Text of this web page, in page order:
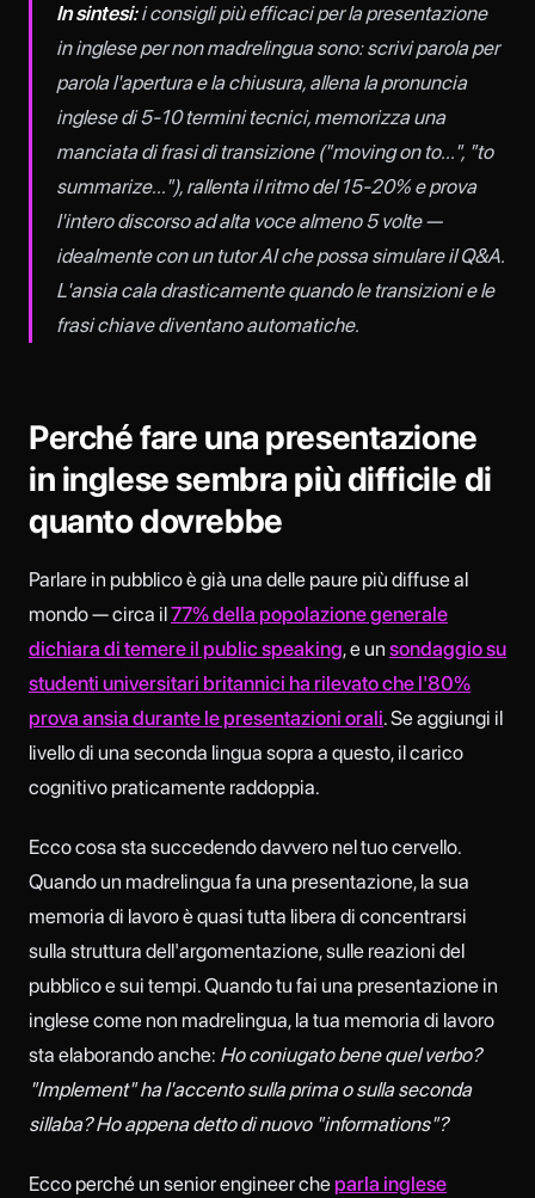
In sintesi:i consigli più efficaci per la presentazione
in inglese per non madrelingua sono: scrivi parola per
parola l'apertura e la chiusura, allena la pronuncia
inglese di 5-10 termini tecnici, memorizza una
manciata di frasi di transizione ("moving on to...", "to
summarize..."), rallenta il ritmo del 15-20% e prova
l'intero discorso ad alta voce almeno 5 volte —
idealmente con un tutor AI che possa simulare il Q&A.
L'ansia cala drasticamente quando le transizioni e le
frasi chiave diventano automatiche.
Perché fare una presentazione
in inglese sembra più difficile di
quanto dovrebbe
Parlare in pubblico è già una delle paure più diffuse al
mondo — circa il77% della popolazione generale
dichiara di temere il public speaking, e un sondaggio su
studenti universitari britannici ha rilevato che l'80%
prova ansia durante le presentazioni orali. Se aggiungi il
livello di una seconda lingua sopra a questo, il carico
cognitivo praticamente raddoppia.
Ecco cosa sta succedendo davvero nel tuo cervello.
Quando un madrelingua fa una presentazione, la sua
memoria di lavoro è quasi tutta libera di concentrarsi
sulla struttura dell'argomentazione, sulle reazioni del
pubblico e sui tempi. Quando tu fai una presentazione in
inglese come non madrelingua, la tua memoria di lavoro
sta elaborando anche: Ho coniugato bene quel verbo?
"Implement" ha l'accento sulla prima o sulla seconda
sillaba? Ho appena detto di nuovo "informations"?
Ecco perché un senior engineer cheparla inglese